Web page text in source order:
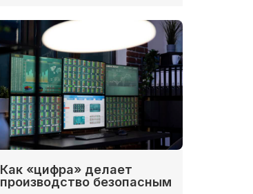
Как «цифра» делает
производство безопасным